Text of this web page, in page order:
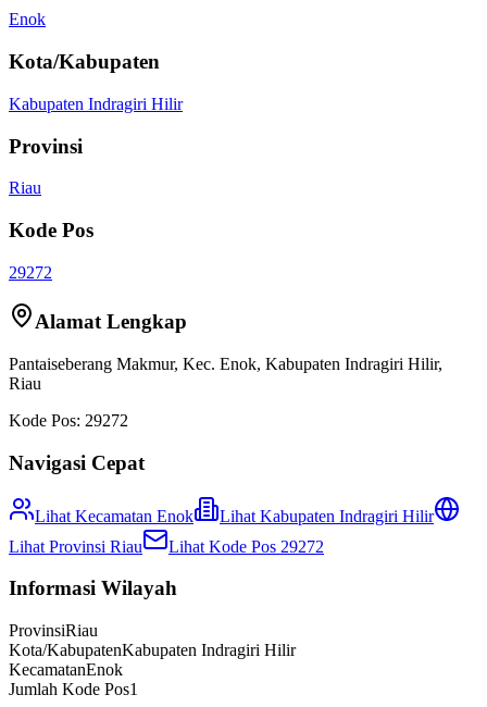
Enok
Kota/Kabupaten
Kabupaten Indragiri Hilir
Provinsi
Riau
Kode Pos
29272
Alamat Lengkap
Pantaiseberang Makmur, Kec. Enok, Kabupaten Indragiri Hilir,
Riau
Kode Pos: 29272
Navigasi Cepat
Lihat Kecamatan Enok Lihat Kabupaten Indragiri Hilir
Lihat Provinsi Riau Lihat Kode Pos 29272
Informasi Wilayah
ProvinsiRiau
Kota/KabupatenKabupaten Indragiri Hilir
KecamatanEnok
Jumlah Kode Pos1